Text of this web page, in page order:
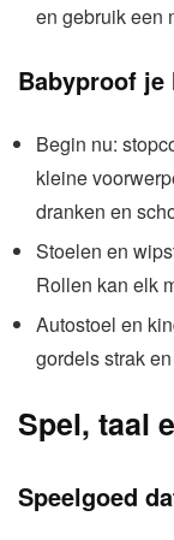
en gebruik een
Babyproof je
Begin nu:
kleine
dranken en
Stoelen en
Rollen kan elk
Autostoel en
gordels strak
Spel, taal
Speelgoed